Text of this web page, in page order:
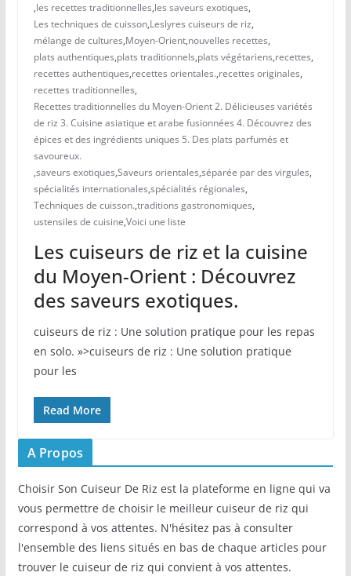
,les recettes traditionnelles,les saveurs exotiques,
Les techniques de cuisson,Leslyres cuiseurs de riz,
mélange de cultures,Moyen-Orient,nouvelles recettes,
plats authentiques,plats traditionnels,plats végétariens,recettes,
recettes authentiques,recettes orientales.,recettes originales,
recettes traditionnelles,
Recettes traditionnelles du Moyen-Orient 2. Délicieuses variétés
de riz 3. Cuisine asiatique et arabe fusionnées 4. Découvrez des
épices et des ingrédients uniques 5. Des plats parfumés et
savoureux.
,saveurs exotiques,Saveurs orientales,séparée par des virgules,
spécialités internationales,spécialités régionales,
Techniques de cuisson.,traditions gastronomiques,
ustensiles de cuisine,Voici une liste
Les cuiseurs de riz et la cuisine
du Moyen-Orient : Découvrez
des saveurs exotiques.
cuiseurs de riz : Une solution pratique pour les repas
en solo. »>cuiseurs de riz : Une solution pratique
pour les
Read More
A Propos
Choisir Son Cuiseur De Riz est la plateforme en ligne qui va
vous permettre de choisir le meilleur cuiseur de riz qui
correspond à vos attentes. N'hésitez pas à consulter
l'ensemble des liens situés en bas de chaque articles pour
trouver le cuiseur de riz qui convient à vos attentes.